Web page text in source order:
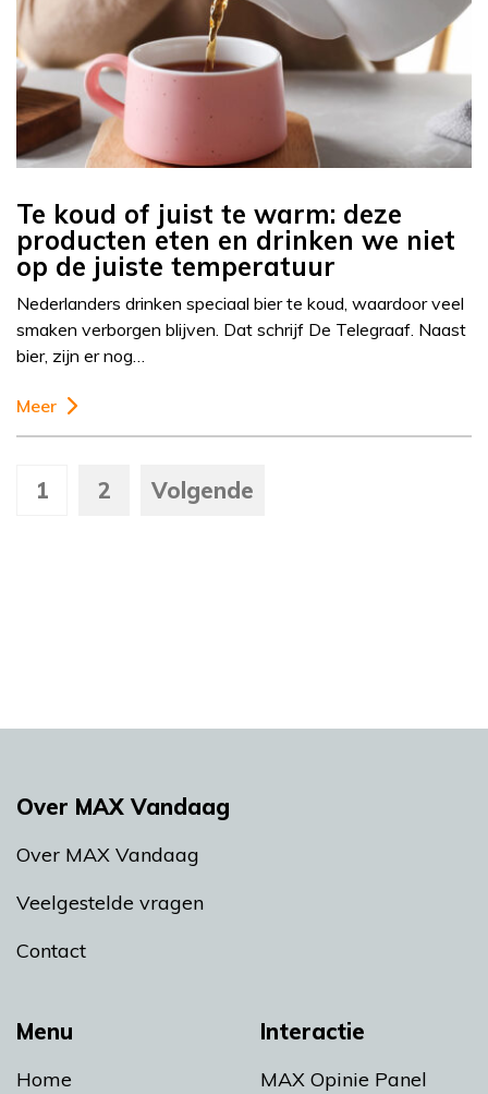
Te koud of juist te warm: deze
producten eten en drinken we niet
op de juiste temperatuur
Nederlanders drinken speciaal bier te koud, waardoor veel
smaken verborgen blijven. Dat schrijf De Telegraaf. Naast
bier, zijn er nog…
Meer
1 2 Volgende
Menu
Home
Interactie
MAX Opinie Panel
Over MAX Vandaag
Over MAX Vandaag
Veelgestelde vragen
Contact